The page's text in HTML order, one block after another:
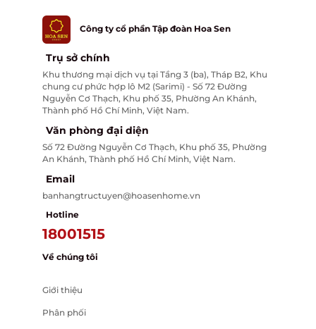
Công ty cổ phần Tập đoàn Hoa Sen
Trụ sở chính
Khu thương mại dịch vụ tại Tầng 3 (ba), Tháp B2, Khu
chung cư phức hợp lô M2 (Sarimi) - Số 72 Đường
Nguyễn Cơ Thạch, Khu phố 35, Phường An Khánh,
Thành phố Hồ Chí Minh, Việt Nam.
Văn phòng đại diện
Số 72 Đường Nguyễn Cơ Thạch, Khu phố 35, Phường
An Khánh, Thành phố Hồ Chí Minh, Việt Nam.
Email
banhangtructuyen@hoasenhome.vn
Hotline
18001515
Về chúng tôi
Giới thiệu
Phân phối